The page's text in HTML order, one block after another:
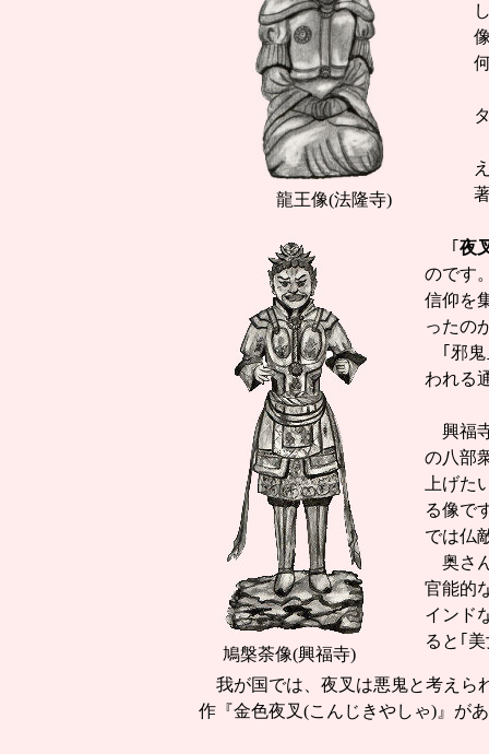
龍王像(法隆寺)
鳩槃荼像(興福寺)
｢ 夜
のです
信仰を
ったの
｢邪鬼
われる
興福
の八部
上げた
る像で
では仏
奥さ
官能的
インド
ると｢
我が国では、夜叉は悪鬼と考えら
作『金色夜叉(こんじきやしゃ)』が